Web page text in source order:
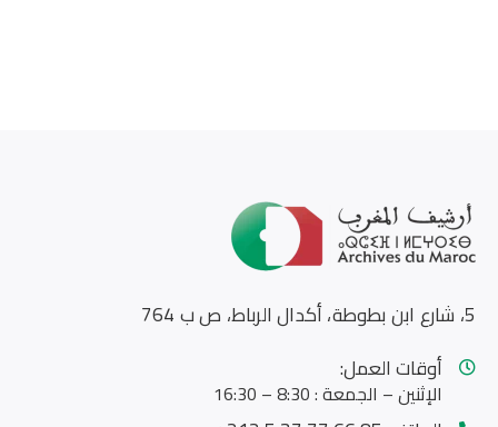
5، شارع ابن بطوطة، أكدال الرباط، ص ب 764
أوقات العمل:
الإثنين – الجمعة : 8:30 – 16:30